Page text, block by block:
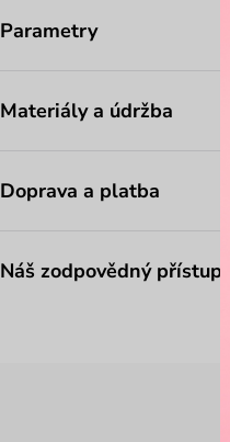
Parametry
Materiály a údržba
Doprava a platba
Náš zodpovědný přístup